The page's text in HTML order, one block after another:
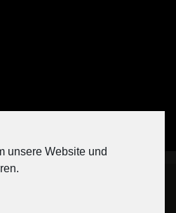
unsere Website und